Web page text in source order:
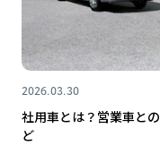
2026.03.30
社用車とは？営業車と
ど